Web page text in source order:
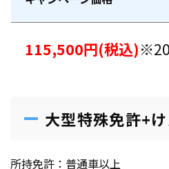
115,500円(税込)
大型特殊免許+
所持免許：普通車以上